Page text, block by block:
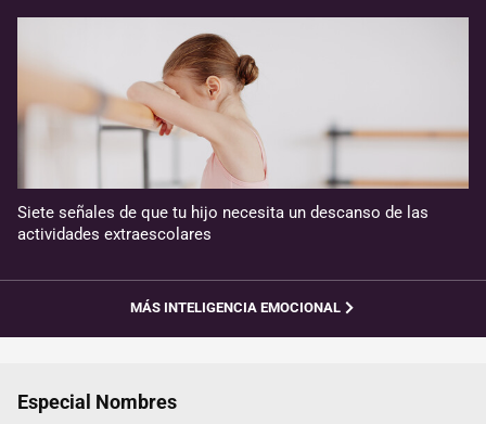
Siete señales de que tu hijo necesita un descanso de las
actividades extraescolares
MÁS INTELIGENCIA EMOCIONAL
Especial Nombres